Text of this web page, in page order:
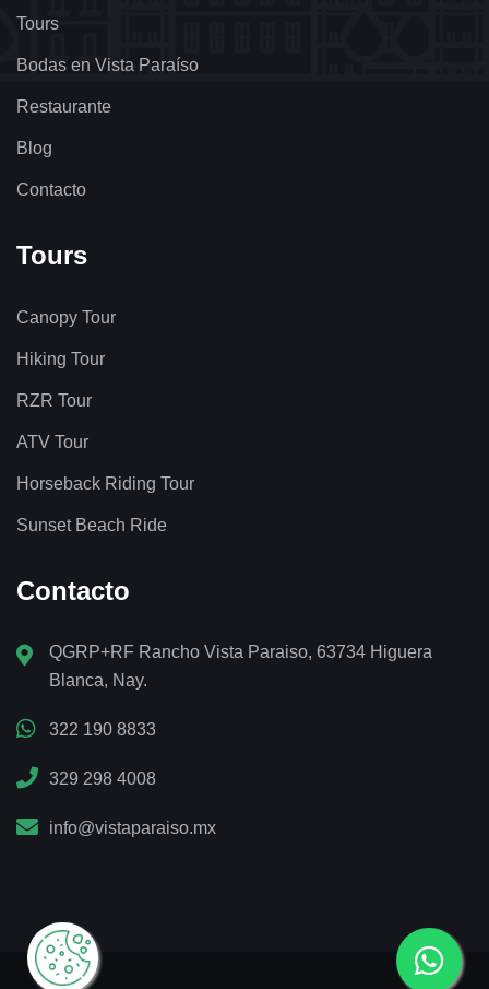
Tours
Bodas en Vista Paraíso
Restaurante
Blog
Contacto
Tours
Canopy Tour
Hiking Tour
RZR Tour
ATV Tour
Horseback Riding Tour
Sunset Beach Ride
Contacto
QGRP+RF Rancho Vista Paraiso, 63734 Higuera
Blanca, Nay.
322 190 8833
329 298 4008
info@vistaparaiso.mx